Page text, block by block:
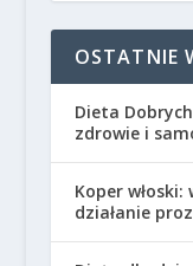
OSTATNIE
Dieta
zdrowie i
Koper
działanie